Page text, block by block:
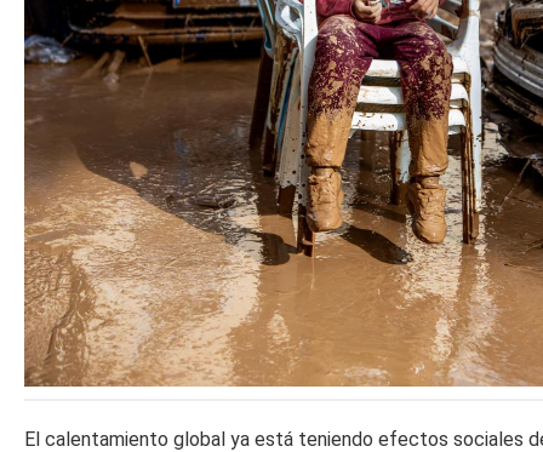
El calentamiento global ya está teniendo efectos sociales